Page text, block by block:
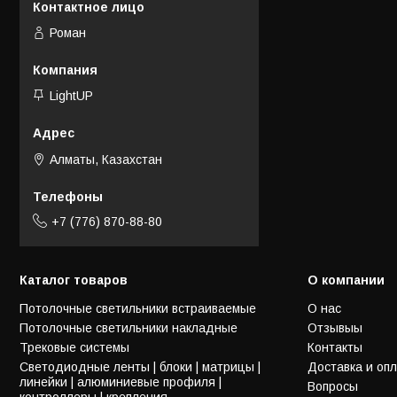
Роман
LightUP
Алматы, Казахстан
+7 (776) 870-88-80
Каталог товаров
Потолочные светильники встраиваемые
Потолочные светильники накладные
Трековые системы
Светодиодные ленты | блоки | матрицы |
линейки | алюминиевые профиля |
О компании
О нас
Отзывыы
Контакты
Доставка и
Вопросы